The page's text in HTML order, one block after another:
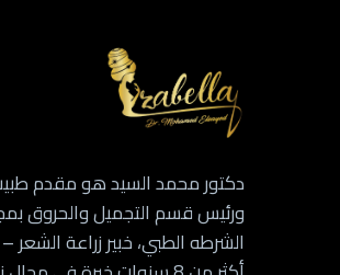
دكتور محمد السيد هو مقدم
ورئيس قسم التجميل والحروق
الشرطه الطبي، خبير زراعة الشعر